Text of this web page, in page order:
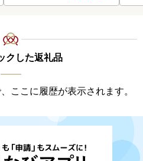
クした返礼品
ここに履歴が表示されます。